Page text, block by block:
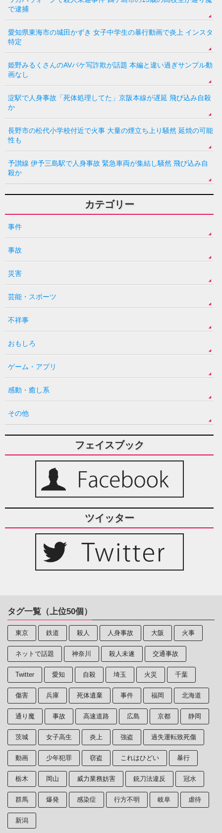
で逮捕
愛知県東海市の城田かずき 女子中学生の暴行動画で炎上 インスタ
特定
姫野みるくさんのAVパケ写詐欺が話題 本編と違い過ぎサンプル動
画なし
淀駅で人身事故「死体処理してた」京阪本線が遅延 飛び込み自殺
か
長野市の松代小学校付近で火事 大量の煙立ち上り騒然 延焼の可能
性も
予讃線 伊予三島駅で人身事故 緊急車両が集結し騒然 飛び込み自
殺か
カテゴリー
事件
事故
災害
芸能・スポーツ
不祥事
おもしろ
ゲーム・アプリ
感動・癒し系
その他
フェイスブック
ツイッター
タグ一覧（上位50個）
東京 鉄道 殺人 人身事故 大阪 火事
ネットで話題 神奈川 殺人未遂 交通事故
Twitter 愛知 自殺 埼玉 火災 千葉
傷害 兵庫 死体遺棄 事件 福岡 北海道
通り魔 事故 高速道路 広島 京都 静岡
茨城 女子高生 炎上 強盗 過失運転致死傷
動画 少年犯罪 窃盗 これはひどい 暴行
栃木 岡山 威力業務妨害 銃刀法違反 冠水
群馬 爆発 感染症 行方不明 岐阜 虐待
新潟